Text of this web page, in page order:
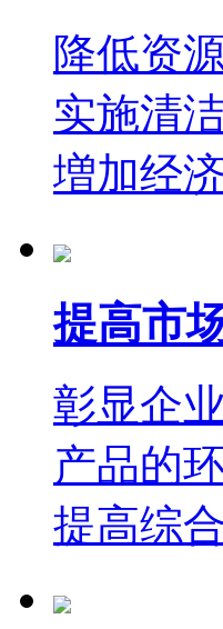
降低资
实施清
増加经
提高市
彰显企
产品的
提高综